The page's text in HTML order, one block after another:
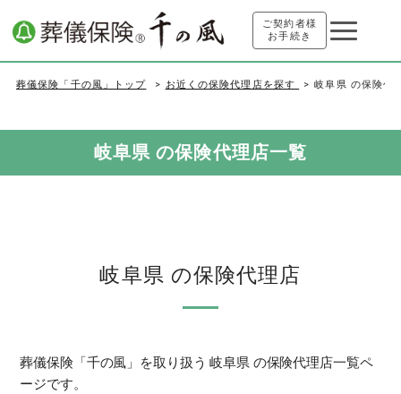
ご契約者様
お手続き
葬儀保険「千の風」トップ お近くの保険代理店を探す 岐阜県 の保険代
岐阜県 の保険代理店一覧
岐阜県 の保険代理店
葬儀保険「千の風」を取り扱う 岐阜県 の保険代理店一覧ペ
ージです。